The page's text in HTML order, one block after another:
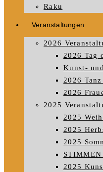
Raku
Veranstaltungen
2026
2026 Tag
Kunst-
2026
2026
2025
2025
2025
2025
2025